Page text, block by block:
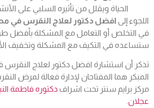
الحياة ويقلل من تأثيره السلبي على
اللجوء إلى افضل دكتور لعلاج النقرس في
في التخلص أو التعامل مع المشكلة بأفضل
ستساعده في التكيف مع المشكلة وتخفيف
تذكر أن استشارة افضل دكتور لعلاج
المبكر هما المفتاحان لإدارة فعالة لمرض
مركز برايم سنتر تحت اشراف دكتوره فاطمة
عجلان.